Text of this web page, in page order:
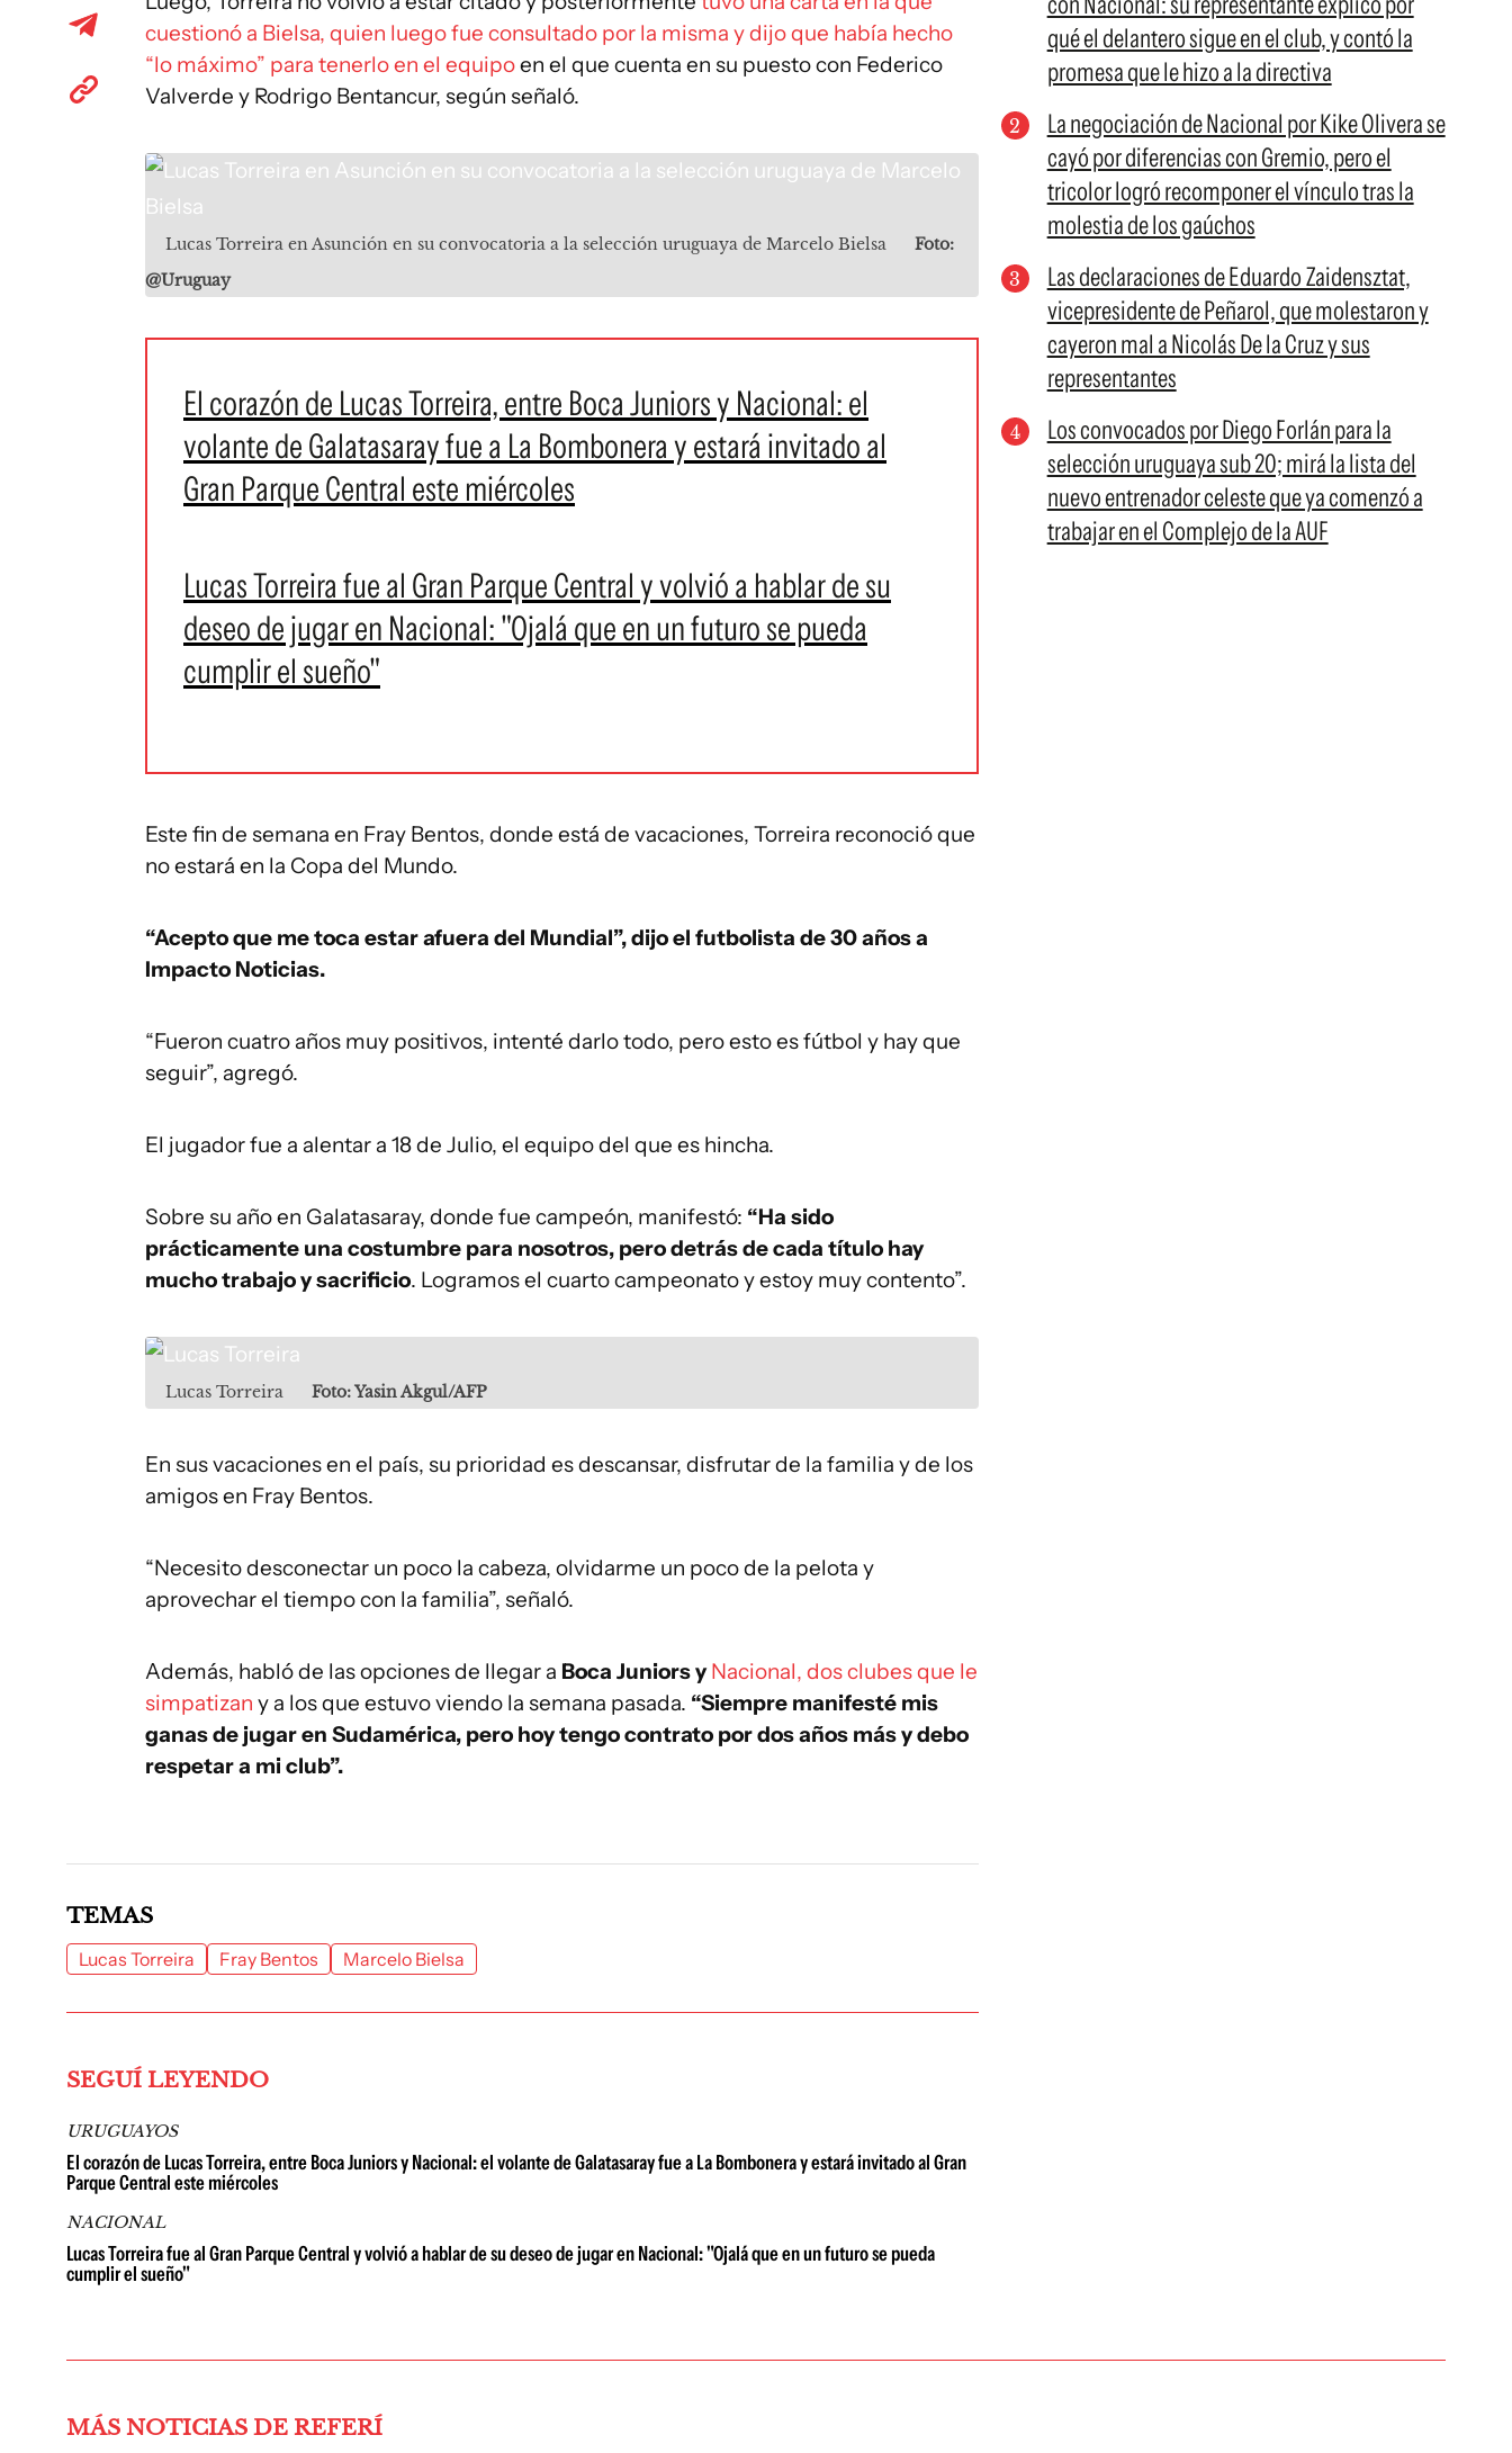
cuestionó a Bielsa, quien luego fue consultado por la misma y dijo que había hecho
“lo máximo” para tenerlo en el equipoen el que cuenta en su puesto con Federico
Valverde y Rodrigo Bentancur, según señaló.
Lucas Torreira en Asunción en su convocatoria a la selección uruguaya de Marcelo Bielsa
Foto:
@Uruguay
El corazón de Lucas Torreira, entre Boca Juniors y Nacional: el
volante de Galatasaray fue a La Bombonera y estará invitado al
Gran Parque Central este miércoles
Lucas Torreira fue al Gran Parque Central y volvió a hablar de su
deseo de jugar en Nacional: "Ojalá que en un futuro se pueda
cumplir el sueño"
Este fin de semana en Fray Bentos, donde está de vacaciones, Torreira reconoció que
no estará en la Copa del Mundo.
“Acepto que me toca estar afuera del Mundial”, dijo el futbolista de 30 años a
Impacto Noticias.
“Fueron cuatro años muy positivos, intenté darlo todo, pero esto es fútbol y hay que
seguir”, agregó.
El jugador fue a alentar a 18 de Julio, el equipo del que es hincha.
Sobre su año en Galatasaray, donde fue campeón, manifestó: “Ha sido
prácticamente una costumbre para nosotros, pero detrás de cada título hay
mucho trabajo y sacrificio. Logramos el cuarto campeonato y estoy muy contento”.
Lucas Torreira Foto: Yasin Akgul/AFP
En sus vacaciones en el país, su prioridad es descansar, disfrutar de la familia y de los
amigos en Fray Bentos.
“Necesito desconectar un poco la cabeza, olvidarme un poco de la pelota y
aprovechar el tiempo con la familia”, señaló.
Además, habló de las opciones de llegar a Boca Juniors yNacional, dos clubes que le
simpatizan y a los que estuvo viendo la semana pasada. “Siempre manifesté mis
ganas de jugar en Sudamérica, pero hoy tengo contrato por dos años más y debo
respetar a mi club”.
qué el delantero sigue en el club, y contó la
promesa que le hizo a la directiva
La negociación de Nacional por Kike Olivera se
cayó por diferencias con Gremio, pero el
tricolor logró recomponer el vínculo tras la
molestia de los gaúchos
Las declaraciones de Eduardo Zaidensztat,
vicepresidente de Peñarol, que molestaron y
cayeron mal a Nicolás De la Cruz y sus
representantes
Los convocados por Diego Forlán para la
selección uruguaya sub 20; mirá la lista del
nuevo entrenador celeste que ya comenzó a
trabajar en el Complejo de la AUF
TEMAS
Lucas Torreira Fray Bentos Marcelo Bielsa
SEGUÍ LEYENDO
URUGUAYOS
El corazón de Lucas Torreira, entre Boca Juniors y Nacional: el volante de Galatasaray fue a La Bombonera y estará invitado al Gran
Parque Central este miércoles
NACIONAL
Lucas Torreira fue al Gran Parque Central y volvió a hablar de su deseo de jugar en Nacional: "Ojalá que en un futuro se pueda
cumplir el sueño"
MÁS NOTICIAS DE REFERÍ